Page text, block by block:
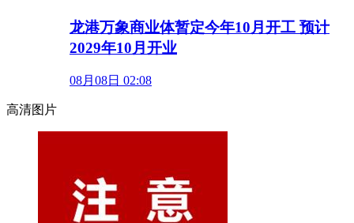
龙港万象商业体暂定今年10月开工 预计
2029年10月开业
08月08日 02:08
高清图片